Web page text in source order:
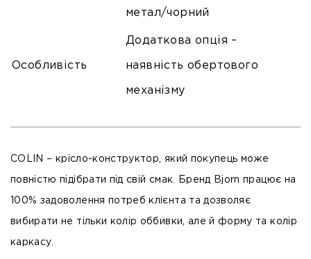
метал/чорний
Особливість
Додаткова опція –
наявність обертового
механізму
COLIN – крісло-конструктор, який покупець може
повністю підібрати під свій смак. Бренд Bjorn працює на
100% задоволення потреб клієнта та дозволяє
вибирати не тільки колір оббивки, але й форму та колір
каркасу.